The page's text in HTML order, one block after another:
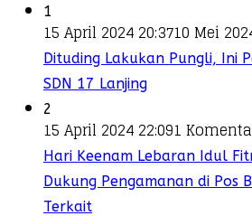
1
15 April 2024 20:3710 Mei
Dituding Lakukan Pungli, Ini
SDN 17 Lanjing
2
15 April 2024 22:091
Hari Keenam Lebaran Idul
Dukung Pengamanan di Pos
Terkait